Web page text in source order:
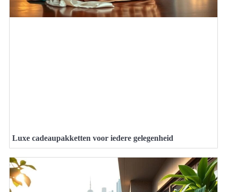
Luxe cadeaupakketten voor iedere gelegenheid